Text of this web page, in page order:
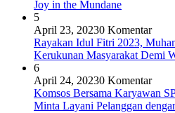
Joy in the Mundane
5
April 23, 20230 Komentar
Rayakan Idul Fitri 2023,
Kerukunan Masyarakat Demi
6
April 24, 20230 Komentar
Komsos Bersama Karyawan
Minta Layani Pelanggan